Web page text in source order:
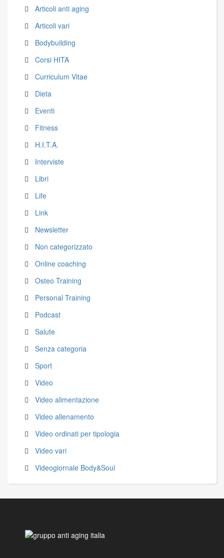
Articoli anti aging
Articoli vari
Bodybuilding
Corsi HITA
Curriculum Vitae
Dieta
Eventi
Fitness
H.I.T.A.
Interviste
Libri
Life
Link
Newsletter
Non categorizzato
Online coaching
Osteo Training
Personal Training
Podcast
Salute
Senza categoria
Sport
Video
Video alimentazione
Video allenamento
Video ordinati per tipologia
Video vari
Videogiornale Body&Soul